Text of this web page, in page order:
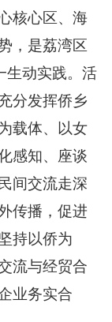
核心区、海
， 是荔湾区
生动实践。活
分发挥侨乡
载体、以女
感知、座谈
间交流走深
传播，促进
持以侨为
流与经贸合
业务实合